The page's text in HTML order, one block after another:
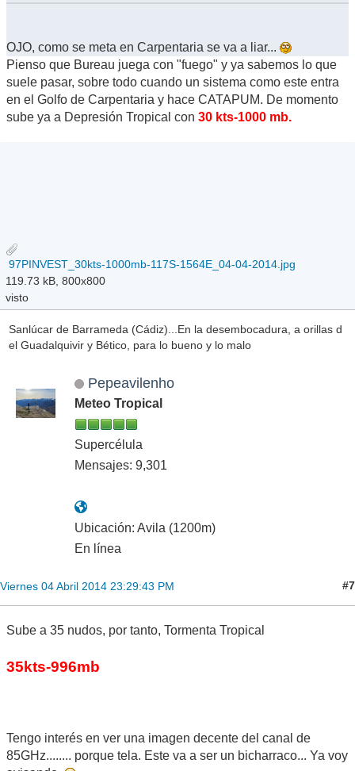
OJO, como se meta en Carpentaria se va a liar...
Pienso que Bureau juega con "fuego" y ya sabemos lo que
suele pasar, sobre todo cuando un sistema como este entra
en el Golfo de Carpentaria y hace CATAPUM. De momento
sube ya a Depresión Tropical con 30 kts-1000 mb.
97PINVEST_30kts-1000mb-117S-1564E_04-04-2014.jpg
119.73 kB, 800x800
visto
Sanlúcar de Barrameda (Cádiz)...En la desembocadura, a orillas d
el Guadalquivir y Bético, para lo bueno y lo malo
Pepeavilenho
Meteo Tropical
Supercélula
Mensajes: 9,301
Ubicación: Avila (1200m)
En línea
Viernes 04 Abril 2014 23:29:43 PM #7
Sube a 35 nudos, por tanto, Tormenta Tropical
35kts-996mb
Tengo interés en ver una imagen decente del canal de
85GHz........ porque tela. Este va a ser un bicharraco... Ya voy